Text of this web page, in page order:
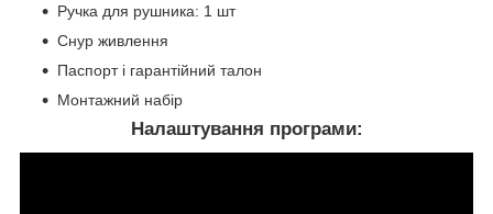
Ручка для рушника: 1 шт
Снур живлення
Паспорт і гарантійний талон
Монтажний набір
Налаштування програми: